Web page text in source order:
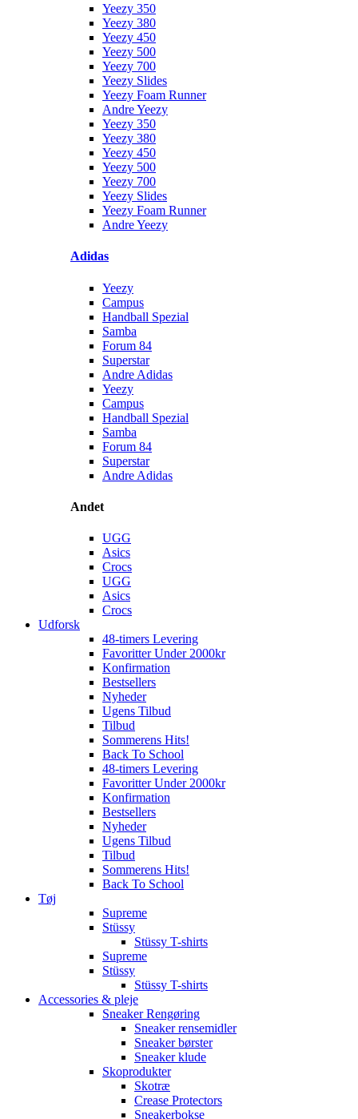
Yeezy 350
Yeezy 380
Yeezy 450
Yeezy 500
Yeezy 700
Yeezy Slides
Yeezy Foam Runner
Andre Yeezy
Yeezy 350
Yeezy 380
Yeezy 450
Yeezy 500
Yeezy 700
Yeezy Slides
Yeezy Foam Runner
Andre Yeezy
Adidas
Yeezy
Campus
Handball Spezial
Samba
Forum 84
Superstar
Andre Adidas
Yeezy
Campus
Handball Spezial
Samba
Forum 84
Superstar
Andre Adidas
Andet
UGG
Asics
Crocs
UGG
Asics
Crocs
Udforsk
48-timers Levering
Favoritter Under 2000kr
Konfirmation
Bestsellers
Nyheder
Ugens Tilbud
Tilbud
Sommerens Hits!
Back To School
48-timers Levering
Favoritter Under 2000kr
Konfirmation
Bestsellers
Nyheder
Ugens Tilbud
Tilbud
Sommerens Hits!
Back To School
Tøj
Supreme
Stüssy
Stüssy T-shirts
Supreme
Stüssy
Stüssy T-shirts
Accessories & pleje
Sneaker Rengøring
Sneaker rensemidler
Sneaker børster
Sneaker klude
Skoprodukter
Skotræ
Crease Protectors
Sneakerbokse